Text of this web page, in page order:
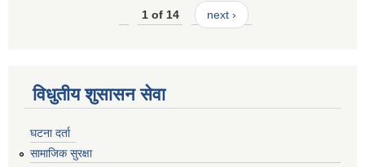
1 of 14 next ›
विधुतीय शुसासन सेवा
घटना दर्ता
सामाजिक सुरक्षा